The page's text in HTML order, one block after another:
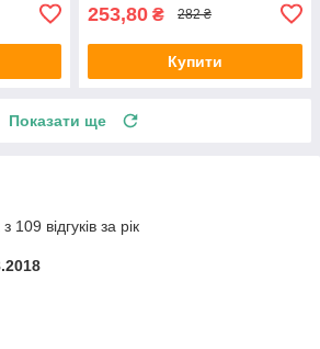
253,80 ₴ 282 ₴
Купити
Показати ще
109 відгуків за рік